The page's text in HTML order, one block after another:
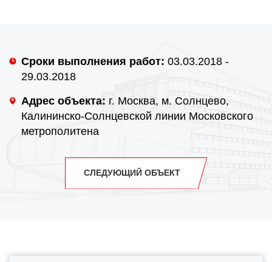
Сроки выполнения работ: 03.03.2018 -
29.03.2018
Адрес объекта: г. Москва, м. Солнцево,
Калининско-Солнцевской линии Московского
метрополитена
СЛЕДУЮЩИЙ ОБЪЕКТ